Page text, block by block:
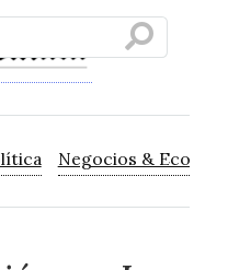
Negocios &